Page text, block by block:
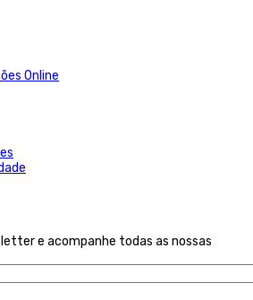
Online
e acompanhe todas as nossas